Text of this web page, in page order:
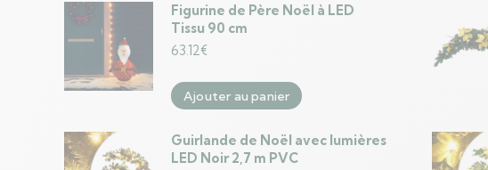
Figurine de Père Noël à LED
Tissu 90 cm
63.12€
Ajouter au panier
Guirlande de Noël avec lumières
LED Noir 2,7 m PVC